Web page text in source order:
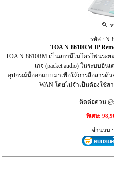
รหัส : N-
TOA N-8610RM IP
TOA N-8610RM เป็นสถานีไมโครโฟนระ
เกจ (packet audio) ในระบบอิน
อุปกรณ์นี้ออกแบบมาเพื่อให้การสื่อสารด้
WAN โดยไม่จำเป็นต้องใช้
ติดต่อด่วน
พิเศษ:
จำนวน :